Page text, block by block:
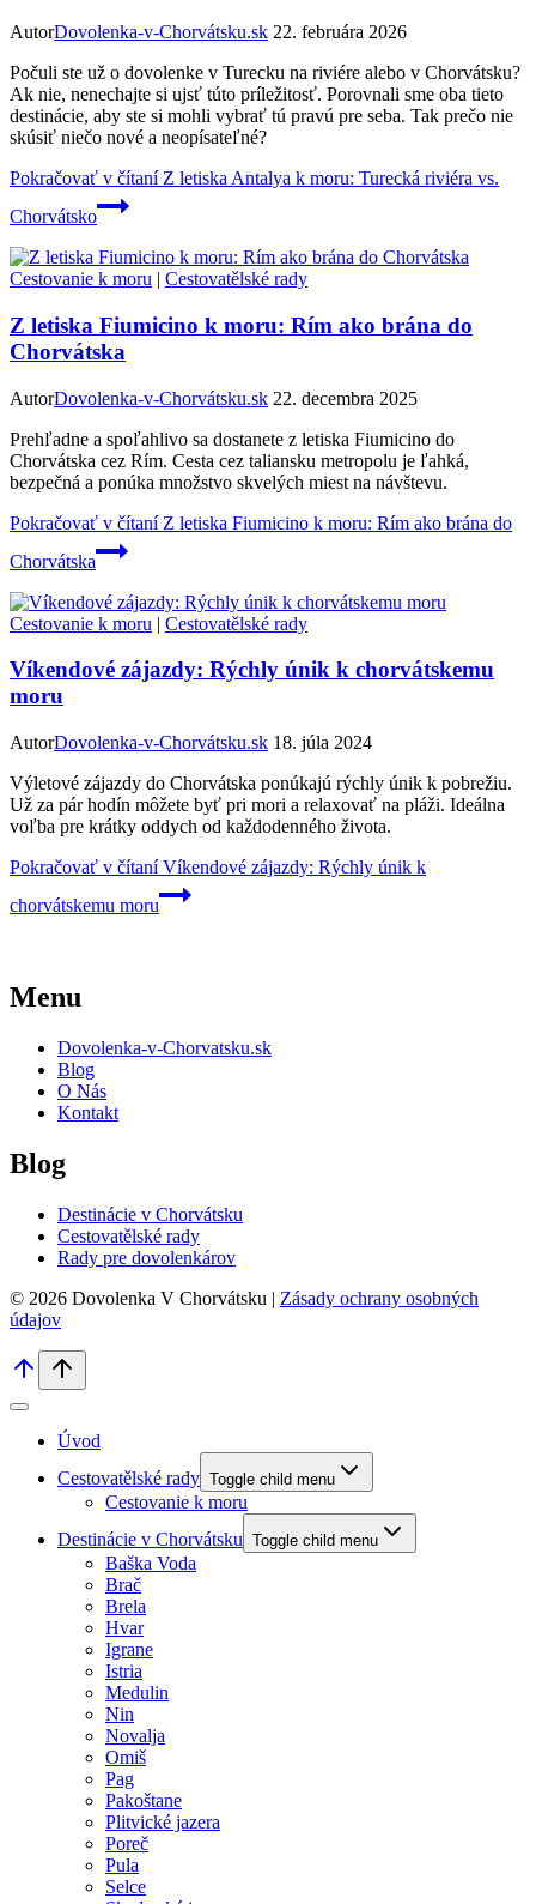
AutorDovolenka-v-Chorvátsku.sk 22. februára 2026
Počuli ste už o dovolenke v Turecku na riviére alebo v Chorvátsku?
Ak nie, nenechajte si ujsť túto príležitosť. Porovnali sme oba tieto
destinácie, aby ste si mohli vybrať tú pravú pre seba. Tak prečo nie
skúsiť niečo nové a neopísateľné?
Pokračovať v čítaníZ letiska Antalya k moru: Turecká riviéra vs.
Chorvátsko
Cestovanie k moru | Cestovatělské rady
Z letiska Fiumicino k moru: Rím ako brána do
Chorvátska
AutorDovolenka-v-Chorvátsku.sk 22. decembra 2025
Prehľadne a spoľahlivo sa dostanete z letiska Fiumicino do
Chorvátska cez Rím. Cesta cez taliansku metropolu je ľahká,
bezpečná a ponúka množstvo skvelých miest na návštevu.
Pokračovať v čítaníZ letiska Fiumicino k moru: Rím ako brána do
Chorvátska
Cestovanie k moru | Cestovatělské rady
Víkendové zájazdy: Rýchly únik k chorvátskemu
moru
AutorDovolenka-v-Chorvátsku.sk 18. júla 2024
Výletové zájazdy do Chorvátska ponúkajú rýchly únik k pobrežiu.
Už za pár hodín môžete byť pri mori a relaxovať na pláži. Ideálna
voľba pre krátky oddych od každodenného života.
Pokračovať v čítaníVíkendové zájazdy: Rýchly únik k
chorvátskemu moru
Menu
Dovolenka-v-Chorvatsku.sk
Blog
O Nás
Kontakt
Blog
Destinácie v Chorvátsku
Cestovatělské rady
Rady pre dovolenkárov
© 2026 Dovolenka V Chorvátsku | Zásady ochrany osobných
údajov
Úvod
Cestovatělské rady Toggle child menu
Cestovanie k moru
Destinácie v Chorvátsku Toggle child menu
Baška Voda
Brač
Brela
Hvar
Igrane
Istria
Medulin
Nin
Novalja
Omiš
Pag
Pakoštane
Plitvické jazera
Poreč
Pula
Selce